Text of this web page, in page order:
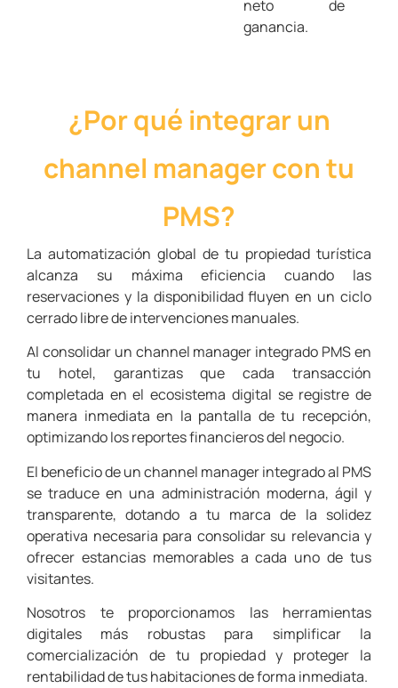
neto de
ganancia.
¿Por qué integrar un
channel manager con tu
PMS?
La automatización global de tu propiedad turística
alcanza su máxima eficiencia cuando las
reservaciones y la disponibilidad fluyen en un ciclo
cerrado libre de intervenciones manuales.
Al consolidar un channel manager integrado PMS en
tu hotel, garantizas que cada transacción
completada en el ecosistema digital se registre de
manera inmediata en la pantalla de tu recepción,
optimizando los reportes financieros del negocio.
El beneficio de un channel manager integrado al PMS
se traduce en una administración moderna, ágil y
transparente, dotando a tu marca de la solidez
operativa necesaria para consolidar su relevancia y
ofrecer estancias memorables a cada uno de tus
visitantes.
Nosotros te proporcionamos las herramientas
digitales más robustas para simplificar la
comercialización de tu propiedad y proteger la
rentabilidad de tus habitaciones de forma inmediata.